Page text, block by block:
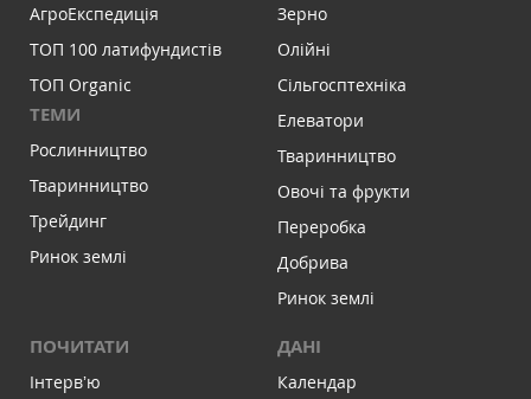
АгроЕкспедиція
ТОП 100 латифундистів
ТОП Organic
ТЕМИ
Рослинництво
Тваринництво
Трейдинг
Ринок землі
Зерно
Олійні
Сільгосптехніка
Елеватори
Тваринництво
Овочі та фрукти
Переробка
Добрива
Ринок землі
ПОЧИТАТИ
Інтервʼю
ДАНІ
Календар